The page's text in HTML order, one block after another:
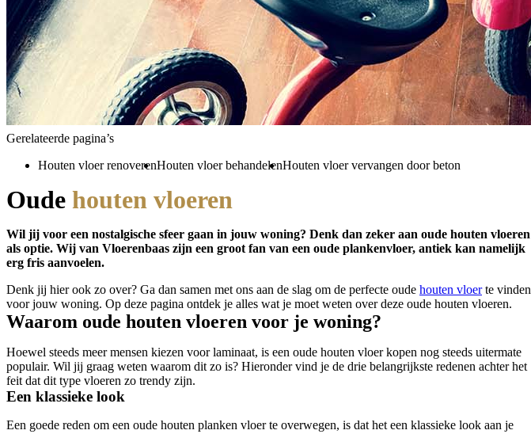
Gerelateerde pagina’s
Houten vloer renoverenHouten vloer behandelenHouten vloer vervangen door beton
Oude houten vloeren
Wil jij voor een nostalgische sfeer gaan in jouw woning? Denk dan zeker aan oude houten vloeren
als optie. Wij van Vloerenbaas zijn een groot fan van een oude plankenvloer, antiek kan namelijk
erg fris aanvoelen.
Denk jij hier ook zo over? Ga dan samen met ons aan de slag om de perfecte oude houten vloerte vinden
voor jouw woning. Op deze pagina ontdek je alles wat je moet weten over deze oude houten vloeren.
Waarom oude houten vloeren voor je woning?
Hoewel steeds meer mensen kiezen voor laminaat, is een oude houten vloer kopen nog steeds uitermate
populair. Wil jij graag weten waarom dit zo is? Hieronder vind je de drie belangrijkste redenen achter het
feit dat dit type vloeren zo trendy zijn.
Een klassieke look
Een goede reden om een oude houten planken vloer te overwegen, is dat het een klassieke look aan je